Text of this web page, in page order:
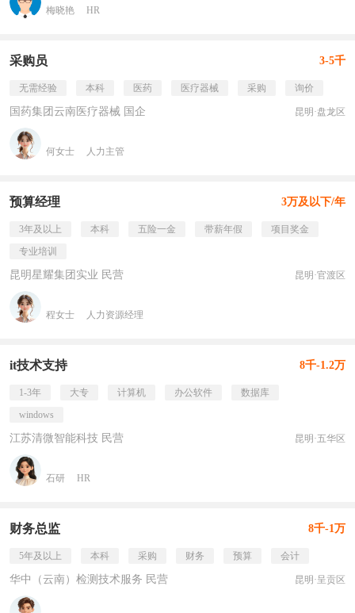
梅晓艳 HR
采购员 3-5千
无需经验 本科 医药 医疗器械 采购 询价
国药集团云南医疗器械 国企 昆明·盘龙区
何女士 人力主管
预算经理 3万及以下/年
3年及以上 本科 五险一金 带薪年假
项目奖金
专业培训
昆明星耀集团实业 民营 昆明·官渡区
程女士 人力资源经理
it技术支持 8千-1.2万
1-3年 大专 计算机 办公软件
数据库
windows
江苏清微智能科技 民营 昆明·五华区
石研 HR
财务总监 8千-1万
5年及以上 本科 采购 财务 预算 会计
华中（云南）检测技术服务 民营 昆明·呈贡区